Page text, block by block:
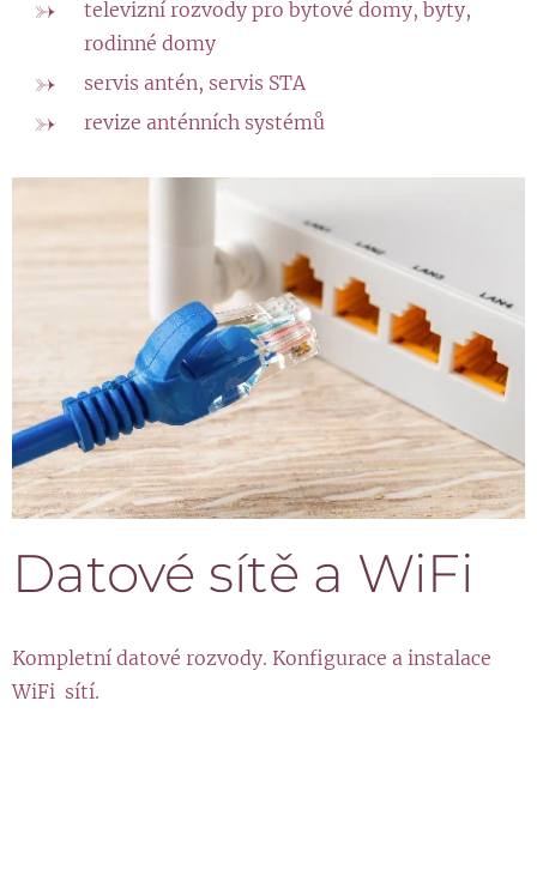
televizní rozvody pro bytové domy, byty,
rodinné domy
servis antén, servis STA
revize anténních systémů
Datové sítě a WiFi
Kompletní datové rozvody. Konfigurace a instalace
WiFi sítí.